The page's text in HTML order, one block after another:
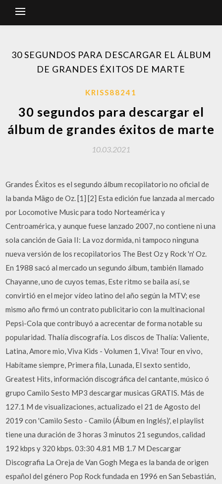
30 SEGUNDOS PARA DESCARGAR EL ÁLBUM
DE GRANDES ÉXITOS DE MARTE
KRISS88241
30 segundos para descargar el
álbum de grandes éxitos de marte
10.03.2021
Grandes Éxitos es el segundo álbum recopilatorio no oficial de
la banda Mägo de Oz. [1] [2] Esta edición fue lanzada al mercado
por Locomotive Music para todo Norteamérica y
Centroamérica, y aunque fuese lanzado 2007, no contiene ni una
sola canción de Gaia II: La voz dormida, ni tampoco ninguna
nueva versión de los recopilatorios The Best Oz y Rock 'n' Oz.
En 1988 sacó al mercado un segundo álbum, también llamado
Chayanne, uno de cuyos temas, Este ritmo se baila así, se
convirtió en el mejor vídeo latino del año según la MTV; ese
mismo año firmó un contrato publicitario con la multinacional
Pepsi-Cola que contribuyó a acrecentar de forma notable su
popularidad. Thalía discografía. Los discos de Thalía: Valiente,
Latina, Amore mio, Viva Kids - Volumen 1, Viva! Tour en vivo,
Habítame siempre, Primera fila, Lunada, El sexto sentido,
Greatest Hits, información discográfica del cantante, músico ó
grupo Camilo Sesto MP3 descargar musicas GRATIS. Más de
127.1 M de visualizaciones, actualizado el 21 de Agosto del
2019 con 'Camilo Sesto - Camilo (Álbum en Inglés)', el playlist
tiene una duración de 3 horas 3 minutos 21 segundos, calidad
192 kbps y 320 kbps. 03:30 4.81 MB 1.7 M Descargar
Discografia La Oreja de Van Gogh Mega es la banda de origen
español del género Pop Rock fundada en 1996 en San Sebastián,